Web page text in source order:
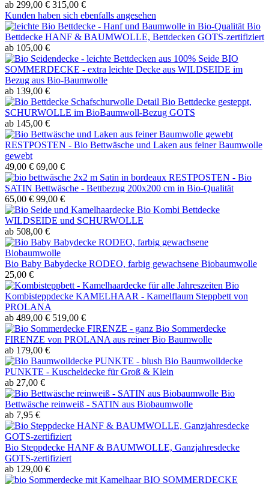
ab 299,00 € 315,00 €
Kunden haben sich ebenfalls angesehen
Bio
Bettdecke HANF & BAUMWOLLE, Bettdecken GOTS-zertifiziert
ab 105,00 €
BIO
SOMMERDECKE - extra leichte Decke aus WILDSEIDE im
Bezug aus Bio-Baumwolle
ab 139,00 €
Bio Bettdecke gesteppt,
SCHURWOLLE im BioBaumwoll-Bezug GOTS
ab 145,00 €
RESTPOSTEN - Bio Bettwäsche und Laken aus feiner Baumwolle
gewebt
49,00 € 69,00 €
RESTPOSTEN - Bio
SATIN Bettwäsche - Bettbezug 200x200 cm in Bio-Qualität
65,00 € 99,00 €
Bio Kombi Bettdecke
WILDSEIDE und SCHURWOLLE
ab 508,00 €
Bio Baby Babydecke RODEO, farbig gewachsene Biobaumwolle
25,00 €
Bio
Kombisteppdecke KAMELHAAR - Kamelflaum Steppbett von
PROLANA
ab 489,00 € 519,00 €
Bio Sommerdecke
FIRENZE von PROLANA aus reiner Bio Baumwolle
ab 179,00 €
Bio Baumwolldecke
PUNKTE - Kuscheldecke für Groß & Klein
ab 27,00 €
Bio
Bettwäsche reinweiß - SATIN aus Biobaumwolle
ab 7,95 €
Bio Steppdecke HANF & BAUMWOLLE, Ganzjahresdecke
GOTS-zertifiziert
ab 129,00 €
BIO SOMMERDECKE